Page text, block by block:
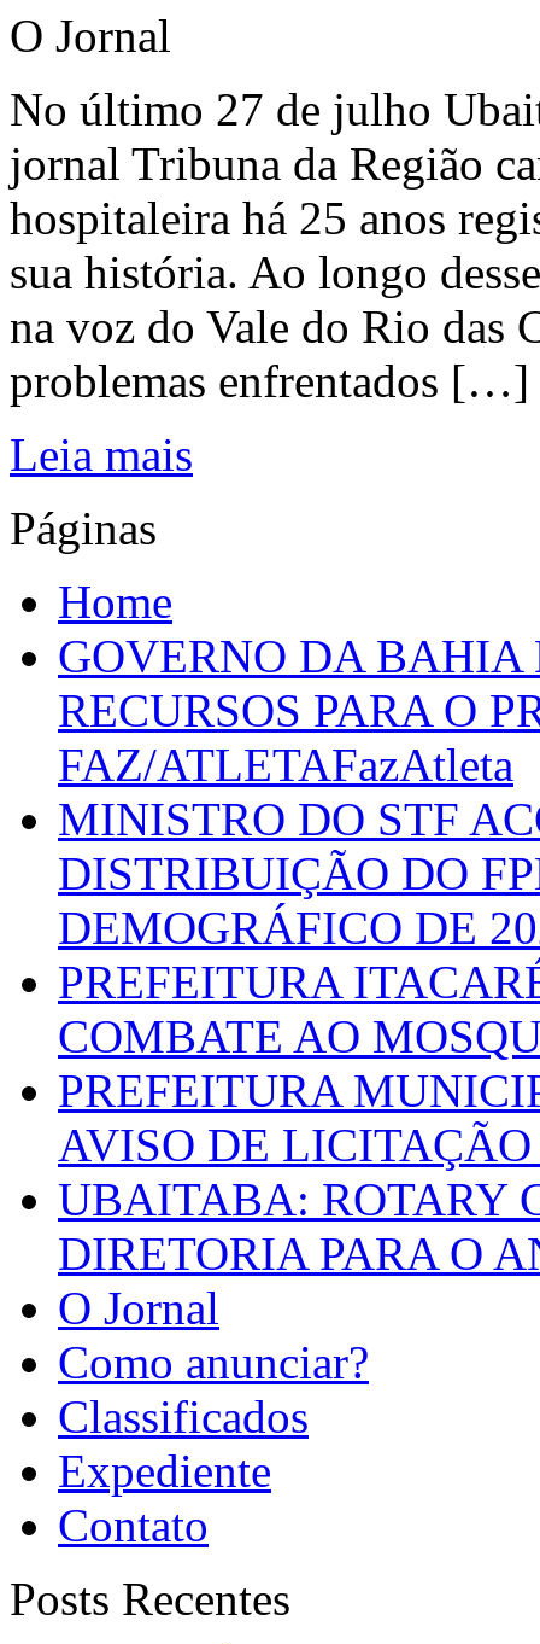
O Jornal
No último 27 de julho
jornal Tribuna da Região
hospitaleira há 25 anos
sua história. Ao longo
na voz do Vale do Rio das
problemas enfrentados […]
Leia mais
Páginas
Home
GOVERNO DA
RECURSOS PARA O
FAZ/ATLETAFazAtleta
MINISTRO DO STF
DISTRIBUIÇÃO DO
DEMOGRÁFICO DE
PREFEITURA
COMBATE AO
PREFEITURA
AVISO DE LICITAÇÃO
UBAITABA: ROTARY
DIRETORIA PARA O
O Jornal
Como anunciar?
Classificados
Expediente
Contato
Posts Recentes